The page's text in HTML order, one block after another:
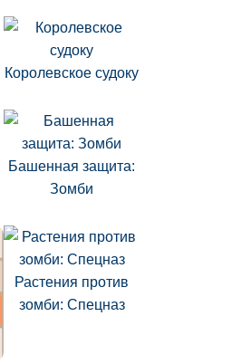
Королевское судоку
Башенная защита:
Зомби
Растения против
зомби: Спецназ